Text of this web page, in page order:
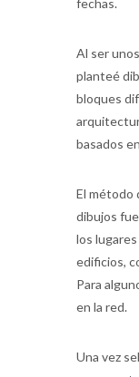
fechas.
Al ser
planteé
bloques
basados
El método
dibujos
los
edificios,
Para
en la red.
Una vez